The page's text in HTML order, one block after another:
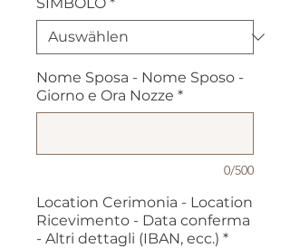
Nome Sposa - Nome Sposo -
Giorno e Ora Nozze *
0/500
Location Cerimonia - Location
Ricevimento - Data conferma
- Altri dettagli (IBAN, ecc.) *